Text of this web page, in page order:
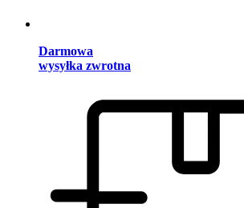
Darmowa
wysyłka zwrotna